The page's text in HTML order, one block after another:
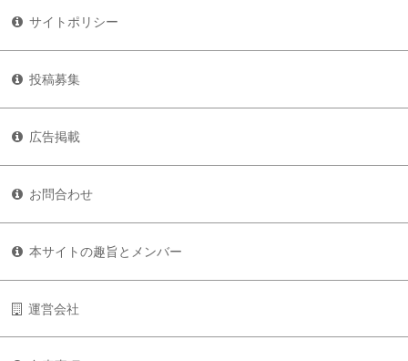
サイトポリシー
投稿募集
広告掲載
お問合わせ
本サイトの趣旨とメンバー
運営会社